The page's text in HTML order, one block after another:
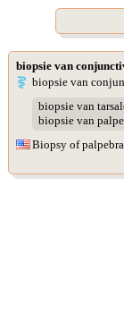
biopsie van
biopsie van
biopsie van
biopsie van
Biopsy of